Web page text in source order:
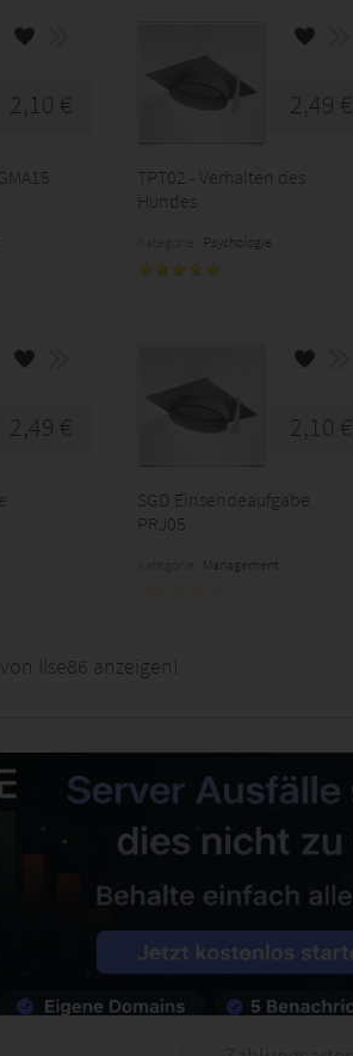
2,10 € 2,49 €
TPT02 - Verhalten des
Hundes
Psychologie
2,49 € 2,10 €
SGD Einsendeaufgabe
PRJ05
Management
Ilse86 anzeigen!